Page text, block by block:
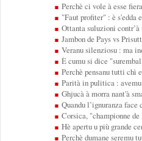
Perchè ci vole à esse
"Faut profiter" : è s'edda
Ottanta suluzioni
Jambon de Pays vs
Veranu silenziosu : ma
È cumu si dice
Perchè pensanu tutti chì
Parità in pulitica :
Ghjucà à morra nant'à
Quandu l’ignuranza face
Corsica, "championne de
Hè apertu u più grande
Perchè dumane seremu